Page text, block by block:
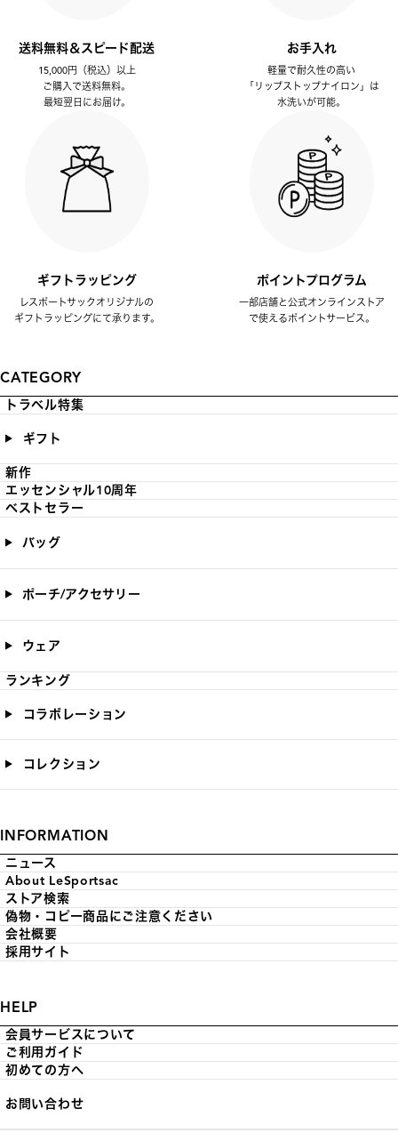
送料無料＆スピード配送
15,000円（税込）以上
ご購入で送料無料。
最短翌日にお届け。
お手入れ
軽量で耐久性の高い
「リップストップナイロン」は
水洗いが可能。
ギフトラッピング
レスポートサックオリジナルの
ギフトラッピングにて承ります。
ポイントプログラム
一部店舗と公式オンラインストア
で使えるポイントサービス。
CATEGORY
トラベル特集
ギフト
新作
エッセンシャル10周年
ベストセラー
バッグ
ポーチ/アクセサリー
ウェア
ランキング
コラボレーション
コレクション
INFORMATION
ニュース
About LeSportsac
ストア検索
偽物・コピー商品にご注意ください
会社概要
採用サイト
HELP
会員サービスについて
ご利用ガイド
初めての方へ
お問い合わせ